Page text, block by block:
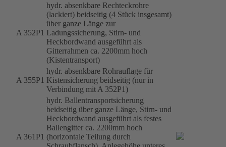
A 352P1
hydr. absenkbare Rechteckrohre
(lackiert) beidseitig (4 Stück insgesamt)
über ganze Länge zur
Ladungssicherung, Stirn- und
Heckbordwand ausgeführt als
Gitterrahmen ca. 2200mm hoch
(Kistentransport)
A 355P1
hydr. absenkbare Rohrauflage für
Kistensicherung beidseitig (nur in
Verbindung mit A 352P1)
A 361P1
hydr. Ballentransportsicherung
beidseitig über ganze Länge, Stirn- und
Heckbordwand ausgeführt als festes
Ballengitter ca. 2200mm hoch
(horizontale Teilung durch